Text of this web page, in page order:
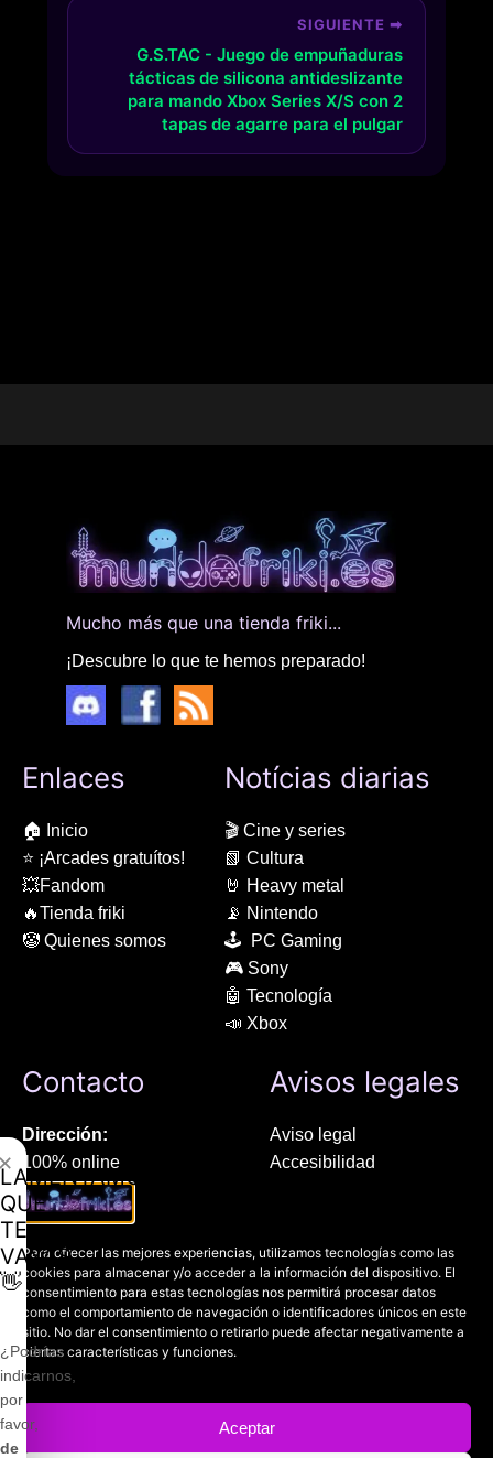
Para ofrecer las mejores experiencias, utilizamos tecnologías como las
cookies para almacenar y/o acceder a la información del dispositivo. El
consentimiento para estas tecnologías nos permitirá procesar datos
como el comportamiento de navegación o identificadores únicos en este
sitio. No dar el consentimiento o retirarlo puede afectar negativamente a
ciertas características y funciones.
Aceptar
SIGUIENTE ➡
G.S.TAC - Juego de empuñaduras
tácticas de silicona antideslizante
para mando Xbox Series X/S con 2
tapas de agarre para el pulgar
Mucho más que una tienda friki...
¡Descubre lo que te hemos preparado!
Enlaces
🏠 Inicio
⭐ ¡Arcades gratuítos!
💥Fandom
🔥Tienda friki
🤡 Quienes somos
Notícias diarias
🎬 Cine y series
📗 Cultura
🤘 Heavy metal
📡 Nintendo
🕹 PC Gaming
🎮 Sony
🤖 Tecnología
📣 Xbox
Contacto
Dirección:
100% online
Manresa (08241), Barcelona
Chat Whatsapp (solo texto):
+34 689 800 662
Correo:
contacto@mundofriki.es
Avisos legales
Aviso legal
Accesibilidad
Política de privacidad
LAMENTAMOS
QUE
TE
VAYAS
👋
¿Podrías
indicarnos,
por
favor,
de